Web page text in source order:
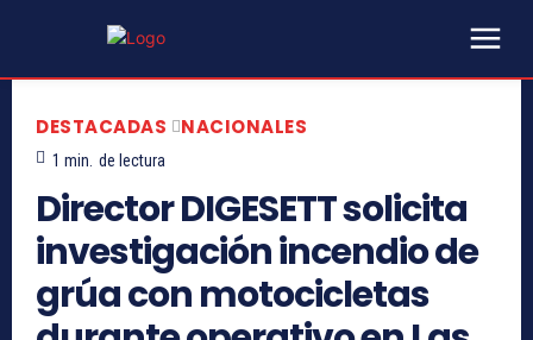
DESTACADAS NACIONALES
1 min. de lectura
Director DIGESETT solicita
investigación incendio de
grúa con motocicletas